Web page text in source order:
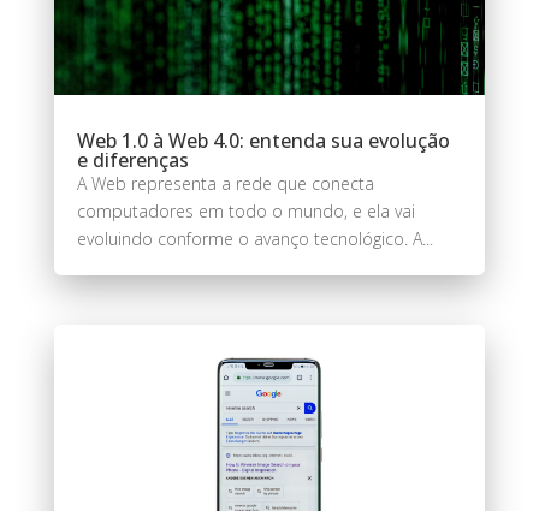
Web 1.0 à Web 4.0: entenda sua evolução
e diferenças
A Web representa a rede que conecta
computadores em todo o mundo, e ela vai
evoluindo conforme o avanço tecnológico. A...